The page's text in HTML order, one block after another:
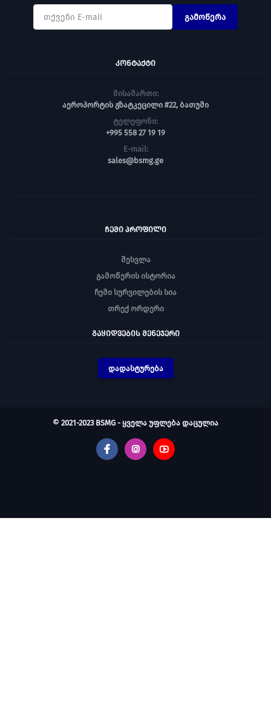
გამოწერა
ᲙᲝᲜᲢᲐᲥᲢᲘ
მისამართი:
აეროპორტის გზატკეცილი #22, ბათუმი
ტელეფონი:
+995 558 27 19 19
E-mail:
sales@bsmg.ge
ᲩᲔᲛᲘ ᲞᲠᲝᲤᲘᲚᲘ
შესვლა
გამოწერის ისტორია
ჩემი სურვილების სია
თრექ ორდერი
ᲒᲐᲧᲘᲓᲕᲔᲑᲘᲡ ᲛᲔᲜᲔᲯᲔᲠᲘ
დადასტურება
© 2021-2023 BSMG - ყველა უფლება დაცულია